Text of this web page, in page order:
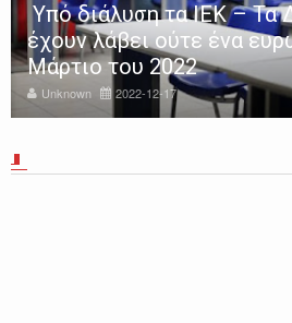
Υπό διάλυση τα ΙΕΚ – Τα
έχουν λάβει ούτε ένα
Μάρτιο του 2022
Unknown 2022-12-17